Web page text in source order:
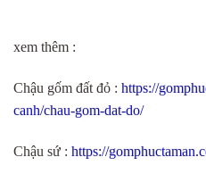
xem thêm :
Chậu gốm đất đỏ : https://
canh/chau-gom-dat-do/
Chậu sứ : https://